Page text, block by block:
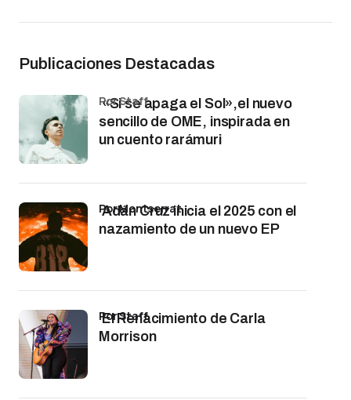
Publicaciones Destacadas
«Si se apaga el Sol»,el nuevo
sencillo de OME, inspirada en
un cuento rarámuri
por Staff
Adán Cruz inicia el 2025 con el
nazamiento de un nuevo EP
por Montserrat
El Renacimiento de Carla
Morrison
por Staff